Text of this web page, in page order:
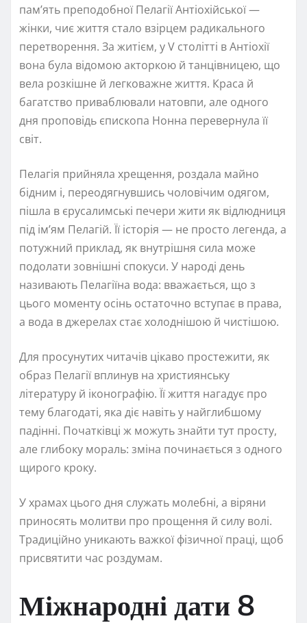
пам’ять преподобної Пелагії Антіохійської —
жінки, чиє життя стало взірцем радикального
перетворення. За житієм, у V столітті в Антіохії
вона була відомою акторкою й танцівницею, що
вела розкішне й легковажне життя. Краса й
багатство приваблювали натовпи, але одного
дня проповідь єпископа Нонна перевернула її
світ.
Пелагія прийняла хрещення, роздала майно
бідним і, переодягнувшись чоловічим одягом,
пішла в єрусалимські печери жити як відлюдниця
під ім’ям Пелагій. Її історія — не просто легенда, а
потужний приклад, як внутрішня сила може
подолати зовнішні спокуси. У народі день
називають Пелагіїна вода: вважається, що з
цього моменту осінь остаточно вступає в права,
а вода в джерелах стає холоднішою й чистішою.
Для просунутих читачів цікаво простежити, як
образ Пелагії вплинув на християнську
літературу й іконографію. Її життя нагадує про
тему благодаті, яка діє навіть у найглибшому
падінні. Початківці ж можуть знайти тут просту,
але глибоку мораль: зміна починається з одного
щирого кроку.
У храмах цього дня служать молебні, а віряни
приносять молитви про прощення й силу волі.
Традиційно уникають важкої фізичної праці, щоб
присвятити час роздумам.
Міжнародні дати 8